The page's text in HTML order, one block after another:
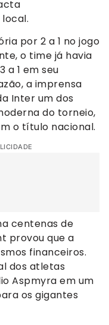
por 2 a 1 no jogo
o time já havia
a 1 em seu
a imprensa
Inter um dos
do torneio,
o título nacional.
centenas de
provou que a
financeiros.
dos atletas
Aspmyra em um
os gigantes